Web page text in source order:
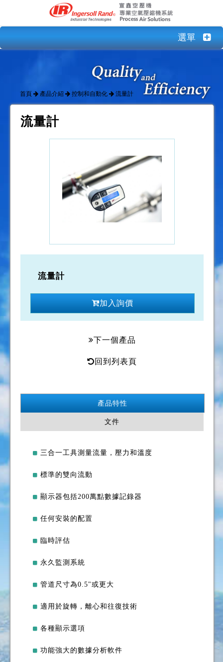
選單
首頁 產品介紹 控制和自動化 流量計
流量計
流量計
加入詢價
下一個產品
回到列表頁
產品特性
文件
三合一工具測量流量，壓力和溫度
標準的雙向流動
顯示器包括200萬點數據記錄器
任何安裝的配置
臨時評估
永久監測系統
管道尺寸為0.5"或更大
適用於旋轉，離心和往復技術
各種顯示選項
功能強大的數據分析軟件